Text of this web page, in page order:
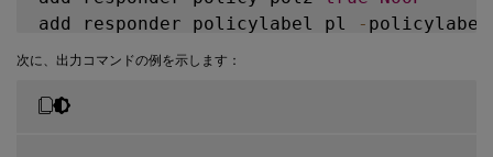
bind cs vserver csv1 -policyName
bind cr vserver crv1
bind cr vserver crv1
add responder policylabel pl
-
bind responder policylabel pl pol2
bind lb vserver v1_tcp
次に、出力コマンドの例を示します：